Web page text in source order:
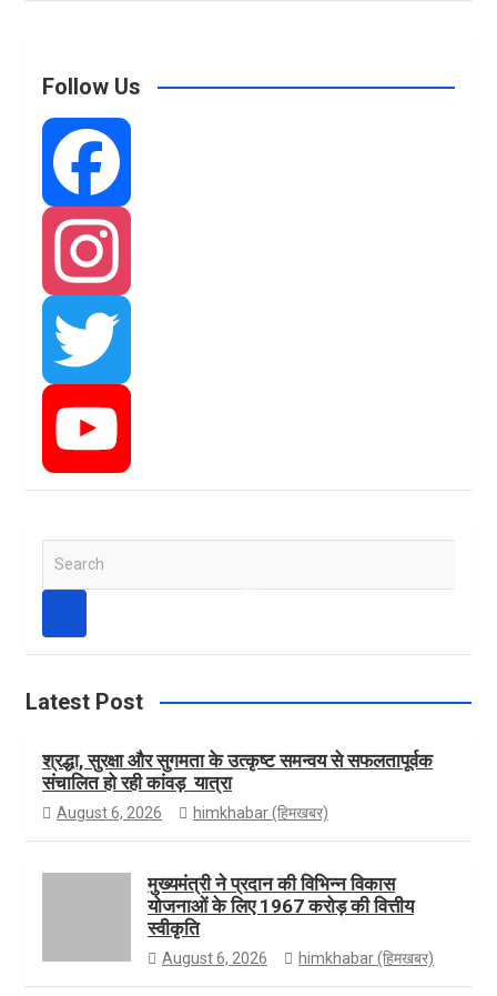
Follow Us
o
o
k
a
g
r
a
t
t
e
r
u
T
u
b
r
Latest Post
श्रद्धा, सुरक्षा और सुगमता के उत्कृष्ट समन्वय से सफलतापूर्वक
संचालित हो रही कांवड़ यात्रा
August 6, 2026 himkhabar (हिमखबर)
मुख्यमंत्री ने प्रदान की विभिन्न विकास
योजनाओं के लिए 1967 करोड़ की वित्तीय
स्वीकृति
August 6, 2026 himkhabar (हिमखबर)